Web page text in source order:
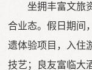
坐拥丰富文旅
合业态。假日期间
遗体验项目，入住
技艺；良友富临大